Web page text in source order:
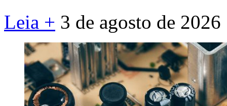
Leia + 3 de agosto de 2026